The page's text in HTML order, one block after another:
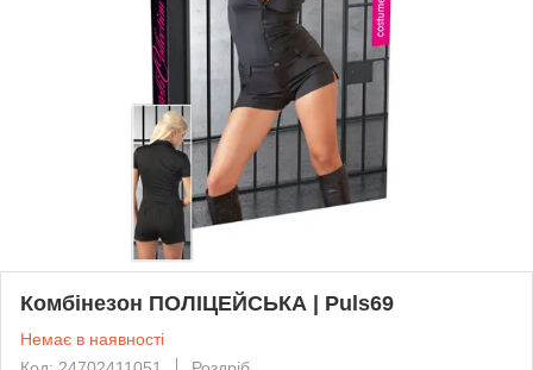
Комбінезон ПОЛІЦЕЙСЬКА | Puls69
Немає в наявності